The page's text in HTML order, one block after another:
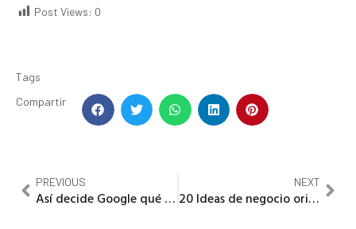
Post Views: 0
Tags
Compartir
PREVIOUS
Así decide Google qué contenidos son fiables, relevantes y de calidad… explicado por Google
NEXT
20 Ideas de negocio originales en Internet que funcionan en otros países.